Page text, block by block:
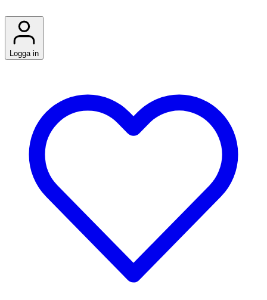
Logga in